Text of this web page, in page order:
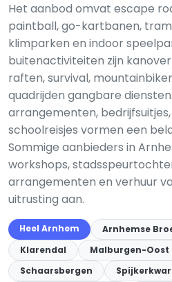
Het aanbod omvat escape
paintball, go-kartbanen,
klimparken en indoor
buitenactiviteiten zijn
raften, survival,
quadrijden gangbare
arrangementen,
schoolreisjes vormen een
Sommige aanbieders in
workshops,
arrangementen en verhuur
uitrusting aan.
Heel Arnhem Arnhemse
Klarendal
Malburgen-Oost
Schaarsbergen